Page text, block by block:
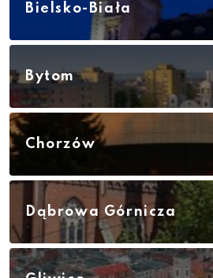
Bielsko-Biała
Bytom
Chorzów
Dąbrowa Górnicza